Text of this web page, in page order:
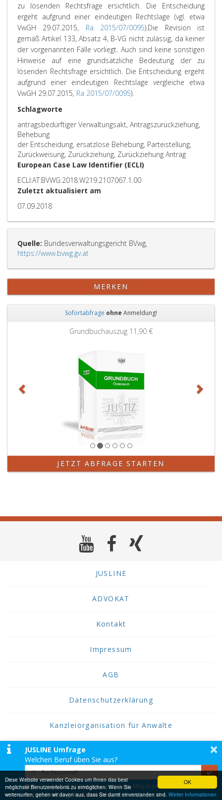
OK
Diese Website verwendet Cookies um Ihnen das best
möglichste Benutzererlebnis zu ermöglichen. Wenn Sie
weitersurfen, gehen wir davon aus, dass Sie damit einverstanden sind. Weiter Informationen
zu lösenden Rechtsfrage ersichtlich. Die Entscheidung
ergeht aufgrund einer eindeutigen Rechtslage (vgl. etwa
VwGH 29.07.2015, Ra 2015/07/0095).Die Revision ist
gemäß Artikel 133, Absatz 4, B-VG nicht zulässig, da keiner
der vorgenannten Fälle vorliegt. Auch sind keine sonstigen
Hinweise auf eine grundsätzliche Bedeutung der zu
lösenden Rechtsfrage ersichtlich. Die Entscheidung ergeht
aufgrund einer eindeutigen Rechtslage vergleiche etwa
VwGH 29.07.2015, Ra 2015/07/0095).
Schlagworte
antragsbedürftiger Verwaltungsakt, Antragszurückziehung,
Behebung
der Entscheidung, ersatzlose Behebung, Parteistellung,
Zurückweisung, Zurückziehung, Zurückziehung Antrag
European Case Law Identifier (ECLI)
ECLI:AT:BVWG:2018:W219.2107067.1.00
Zuletzt aktualisiert am
07.09.2018
Quelle: Bundesverwaltungsgericht BVwg,
https://www.bvwg.gv.at
MERKEN
Sofortabfrage ohne Anmeldung!
Grundbuchauszug 11,90 €
JETZT ABFRAGE STARTEN
JUSLINE
ADVOKAT
Kontakt
Impressum
AGB
Datenschutzerklärung
Kanzleiorganisation für Anwälte
JUSLINE® ist eine Marke der ADVOKAT
Unternehmensberatung Greiter & Greiter GmbH.
×
JUSLINE Umfrage
Welchen Beruf üben Sie aus?
Beispiele: Selbstständiger Architekt, Mitarbeiter einer
Rechtsabteilung, Rechtsanwalt,...